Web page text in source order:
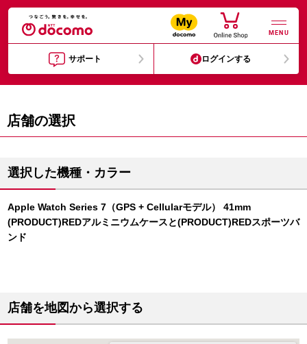
MENU
サポート ログインする
店舗の選択
選択した機種・カラー
Apple Watch Series 7（GPS + Cellularモデル） 41mm
(PRODUCT)REDアルミニウムケースと(PRODUCT)REDスポーツバ
ンド
店舗を地図から選択する